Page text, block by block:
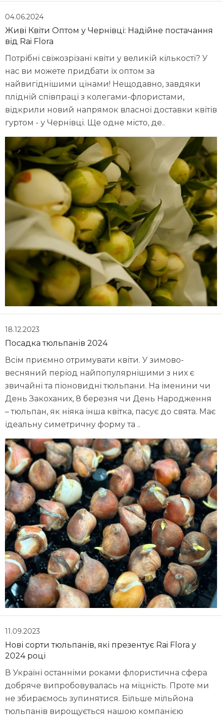
04.06.2024
Живі Квіти Оптом у Чернівці: Надійне постачання
від Rai Flora
Потрібні свіжозрізані квіти у великій кількості? У
нас ви можете придбати їх оптом за
найвигіднішими цінами! Нещодавно, завдяки
плідній співпраці з колегами-флористами,
відкрили новий напрямок власної доставки квітів
гуртом - у Чернівці. Ще одне місто, де..
18.12.2023
Посадка тюльпанів 2024
Всім приємно отримувати квіти. У зимово-
весняний період найпопулярнішими з них є
звичайні та піоновидні тюльпани. На іменини чи
День Закоханих, 8 березня чи День Народження
– тюльпан, як ніяка інша квітка, пасує до свята. Має
ідеальну симетричну форму та ..
11.09.2023
Нові сорти тюльпанів, які презентує Rai Flora у
2024 році
В Україні останніми роками флористична сфера
добряче випробовувалась на міцність. Проте ми
не збираємось зупинятися. Більше мільйона
тюльпанів вирощується нашою компанією